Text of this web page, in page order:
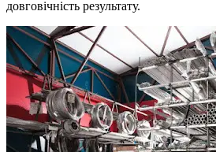
довговічність результату.